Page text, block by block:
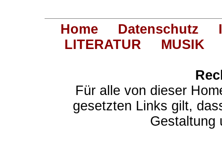
Home Datenschutz
LITERATUR
MUSIK
Für alle von dieser
gesetzten Links gilt,
Gestaltung